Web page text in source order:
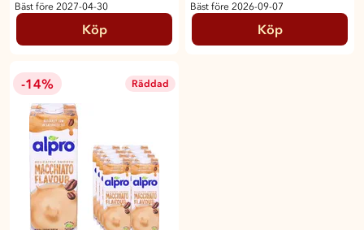
Bäst före 2027-04-30
Köp
Bäst före 2026-09-07
Köp
-14% Räddad